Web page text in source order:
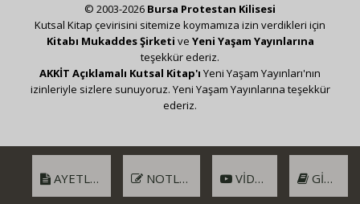
AYETLER NOTLAR VIDEO GIRIŞ
© 2003-2026 Bursa Protestan Kilisesi
Kutsal Kitap çevirisini sitemize koymamıza izin verdikleri için
Kitabı Mukaddes Şirketi ve Yeni Yaşam Yayınlarına
teşekkür ederiz.
AKKİT Açıklamalı Kutsal Kitap'ı Yeni Yaşam Yayınları'nın
izinleriyle sizlere sunuyoruz. Yeni Yaşam Yayınlarına teşekkür
ederiz.